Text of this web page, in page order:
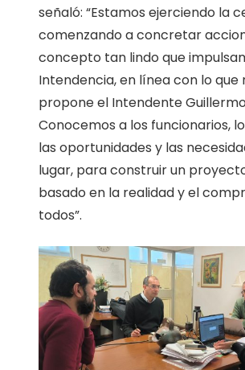
señaló: “Estamos ejerciendo la
comenzando a concretar
concepto tan lindo que
Intendencia, en línea con lo que
propone el Intendente
Conocemos a los funcionarios,
las oportunidades y las
lugar, para construir un
basado en la realidad y el
todos”.